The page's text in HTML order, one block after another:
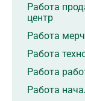
Работа
центр
Работа
Работа
Работа
Работа